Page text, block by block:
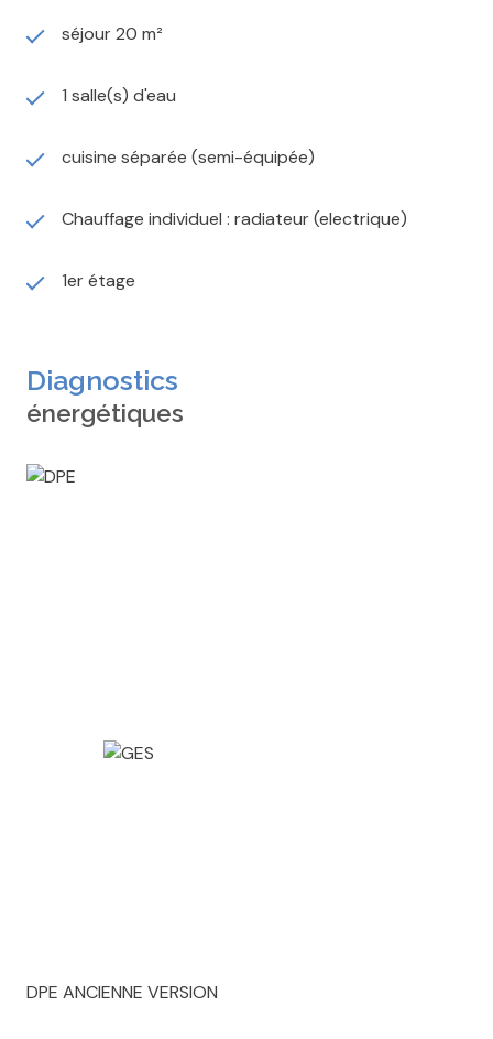
séjour 20 m²
1 salle(s) d'eau
cuisine séparée (semi-équipée)
Chauffage individuel : radiateur (electrique)
1er étage
Diagnostics
énergétiques
DPE ANCIENNE VERSION